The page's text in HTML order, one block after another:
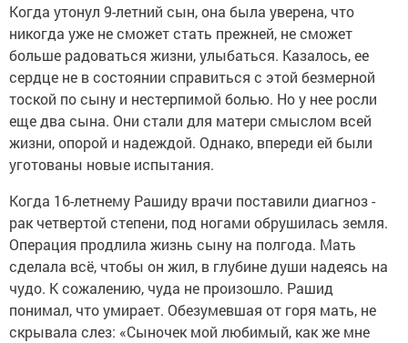
Когда утонул 9-летний сын, она была уверена, что
никогда уже не сможет стать прежней, не сможет
больше радоваться жизни, улыбаться. Казалось, ее
сердце не в состоянии справиться с этой безмерной
тоской по сыну и нестерпимой болью. Но у нее росли
еще два сына. Они стали для матери смыслом всей
жизни, опорой и надеждой. Однако, впереди ей были
уготованы новые испытания.
Когда 16-летнему Рашиду врачи поставили диагноз -
рак четвертой степени, под ногами обрушилась земля.
Операция продлила жизнь сыну на полгода. Мать
сделала всё, чтобы он жил, в глубине души надеясь на
чудо. К сожалению, чуда не произошло. Рашид
понимал, что умирает. Обезумевшая от горя мать, не
скрывала слез: «Сыночек мой любимый, как же мне